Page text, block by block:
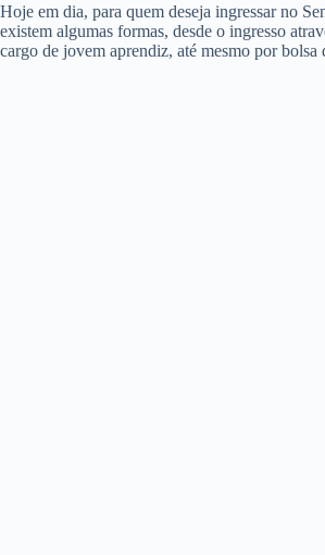
Hoje em dia, para quem deseja ingressar no
existem algumas formas, desde o ingresso
cargo de jovem aprendiz, até mesmo por bolsa